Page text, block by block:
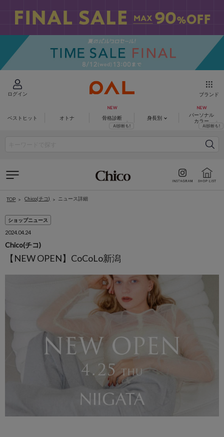
ログイン ブランド
ベストヒット オトナ 骨格診断 身長別
パーソナル
カラー
TOP Chico(チコ) ニュース詳細
ショップニュース
2024.04.24
Chico(チコ)
【NEW OPEN】CoCoLo新潟